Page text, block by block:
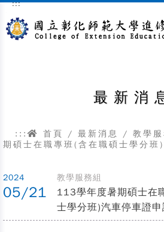
跳到主要內容區塊
:::
最新消
::: 首頁 / 最新消息 / 教學服
期碩士在職專班(含在職碩士學分班
2024
05/21
教學服務組
113學年度暑期碩士在
士學分班)汽車停車證申